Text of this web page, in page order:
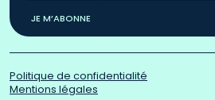
JE M’ABONNE
Politique de confidentialité
Mentions légales